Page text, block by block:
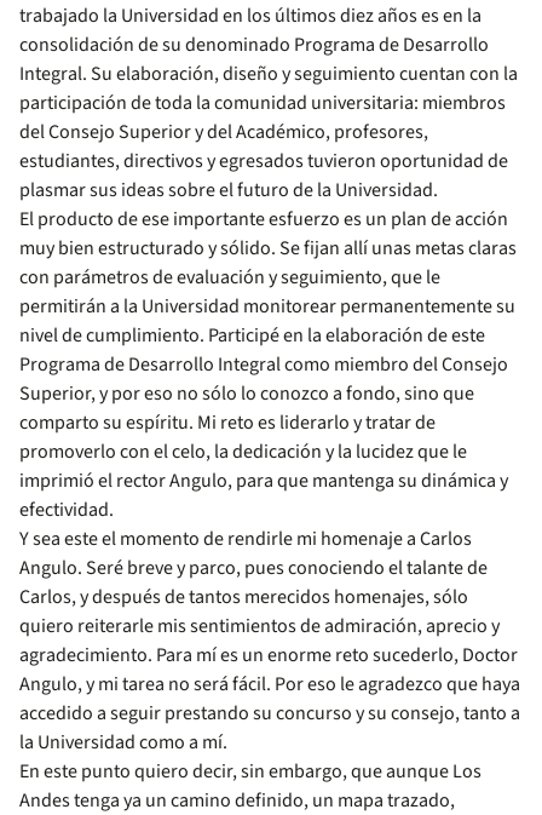
trabajado la Universidad en los últimos diez años es en la
consolidación de su denominado Programa de Desarrollo
Integral. Su elaboración, diseño y seguimiento cuentan con la
participación de toda la comunidad universitaria: miembros
del Consejo Superior y del Académico, profesores,
estudiantes, directivos y egresados tuvieron oportunidad de
plasmar sus ideas sobre el futuro de la Universidad.
El producto de ese importante esfuerzo es un plan de acción
muy bien estructurado y sólido. Se fijan allí unas metas claras
con parámetros de evaluación y seguimiento, que le
permitirán a la Universidad monitorear permanentemente su
nivel de cumplimiento. Participé en la elaboración de este
Programa de Desarrollo Integral como miembro del Consejo
Superior, y por eso no sólo lo conozco a fondo, sino que
comparto su espíritu. Mi reto es liderarlo y tratar de
promoverlo con el celo, la dedicación y la lucidez que le
imprimió el rector Angulo, para que mantenga su dinámica y
efectividad.
Y sea este el momento de rendirle mi homenaje a Carlos
Angulo. Seré breve y parco, pues conociendo el talante de
Carlos, y después de tantos merecidos homenajes, sólo
quiero reiterarle mis sentimientos de admiración, aprecio y
agradecimiento. Para mí es un enorme reto sucederlo, Doctor
Angulo, y mi tarea no será fácil. Por eso le agradezco que haya
accedido a seguir prestando su concurso y su consejo, tanto a
la Universidad como a mí.
En este punto quiero decir, sin embargo, que aunque Los
Andes tenga ya un camino definido, un mapa trazado,